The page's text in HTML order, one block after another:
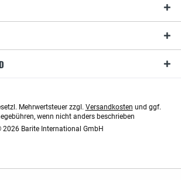
Mehrwertsteuer zzgl. Versandkosten und ggf.
wenn nicht anders beschrieben
2026 Barite International GmbH